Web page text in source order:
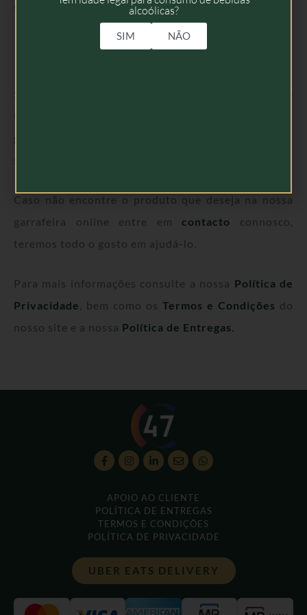
sua vida!
garrafeira online! Siga-nos ainda nas nossas redes
sociais e faça parte desta equipa!
Caso não encontre o produto que deseja na nossa
garrafeira online entre em contacto connosco,
teremos todo o gosto em ajudá-lo.
Para mais informações consulte a nossa Política de
Privacidade
, bem como os Termos e Condições do
nosso site e a nossa Política de Entregas
APOIO AO CLIENTE
POLÍTICA DE ENTREGAS
TERMOS E CONDIÇÕES
POLÍTICA DE PRIVACIDADE
UBER EATS DELIVERY
alcoólicas?
SIM NÃO